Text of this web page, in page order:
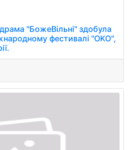
"БожеВільні" здобула
фестивалі "OKO",